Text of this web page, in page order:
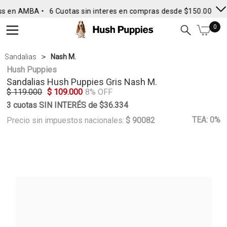
en AMBA • 6 Cuotas sin interes en compras desde $150.000 •
0
Sandalias Nash M.
Hush Puppies
Sandalias Hush Puppies Gris Nash M.
$ 119.000 $ 109.000 8% OFF
3 cuotas SIN INTERÉS de $36.334
Precio sin impuestos nacionales: $ 90082 TEA: 0%